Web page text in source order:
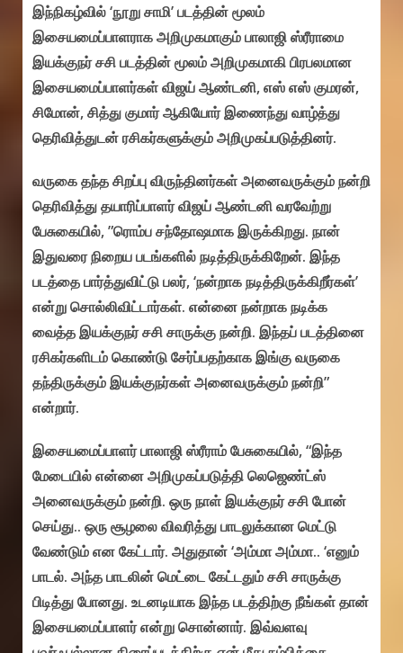
இந்நிகழ்வில் ‘நூறு சாமி’ படத்தின் மூலம்
இசையமைப்பாளராக அறிமுகமாகும் பாலாஜி ஸ்ரீராமை
இயக்குநர் சசி படத்தின் மூலம் அறிமுகமாகி பிரபலமான
இசையமைப்பாளர்கள் விஜய் ஆண்டனி, எஸ் எஸ் குமரன்,
சிமோன், சித்து குமார் ஆகியோர் இணைந்து வாழ்த்து
தெரிவித்துடன் ரசிகர்களுக்கும் அறிமுகப்படுத்தினர்.
வருகை தந்த சிறப்பு விருந்தினர்கள் அனைவருக்கும் நன்றி
தெரிவித்து தயாரிப்பாளர் விஜய் ஆண்டனி வரவேற்று
பேசுகையில், ”ரொம்ப சந்தோஷமாக இருக்கிறது. நான்
இதுவரை நிறைய படங்களில் நடித்திருக்கிறேன். இந்த
படத்தை பார்த்துவிட்டு பலர், ‘நன்றாக நடித்திருக்கிறீர்கள்’
என்று சொல்லிவிட்டார்கள். என்னை நன்றாக நடிக்க
வைத்த இயக்குநர் சசி சாருக்கு நன்றி. இந்தப் படத்தினை
ரசிகர்களிடம் கொண்டு சேர்ப்பதற்காக இங்கு வருகை
தந்திருக்கும் இயக்குநர்கள் அனைவருக்கும் நன்றி”
என்றார்.
இசையமைப்பாளர் பாலாஜி ஸ்ரீராம் பேசுகையில், “இந்த
மேடையில் என்னை அறிமுகப்படுத்தி லெஜெண்ட்ஸ்
அனைவருக்கும் நன்றி. ஒரு நாள் இயக்குநர் சசி போன்
செய்து.. ஒரு சூழலை விவரித்து பாடலுக்கான மெட்டு
வேண்டும் என கேட்டார். அதுதான் ‘அம்மா அம்மா.. ‘எனும்
பாடல். அந்த பாடலின் மெட்டை கேட்டதும் சசி சாருக்கு
பிடித்து போனது. உடனடியாக இந்த படத்திற்கு நீங்கள் தான்
இசையமைப்பாளர் என்று சொன்னார். இவ்வளவு